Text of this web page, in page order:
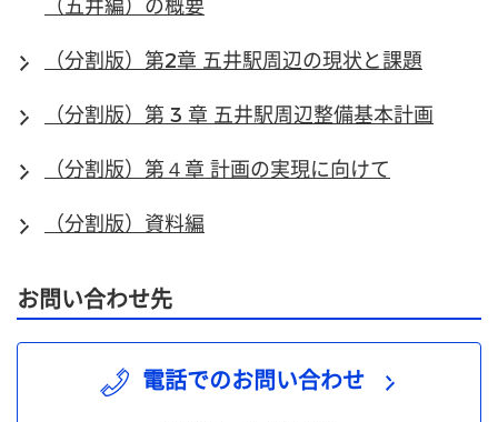
（五井編）の概要
（分割版）第2章 五井駅周辺の現状と課題
（分割版）第 3 章 五井駅周辺整備基本計画
（分割版）第４章 計画の実現に向けて
（分割版）資料編
お問い合わせ先
電話でのお問い合わせ